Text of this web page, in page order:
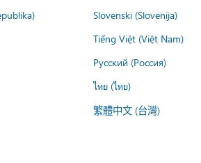
Slovenski (Slovenija)
Tiếng Việt (Việt Nam)
Русский (Россия)
ไทย (ไทย)
繁體中文 (台灣)